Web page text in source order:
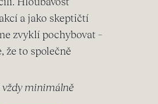
a jako skeptičtí
zvyklí pochybovat –
že to společně
vždy minimálně